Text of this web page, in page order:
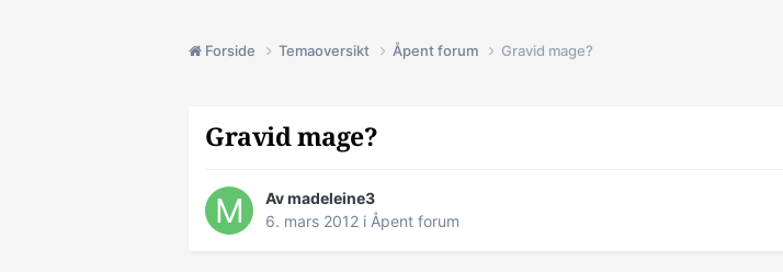
Forside Temaoversikt Åpent forum Gravid mage?
Gravid mage?
Av madeleine3
6. mars 2012 i Åpent forum